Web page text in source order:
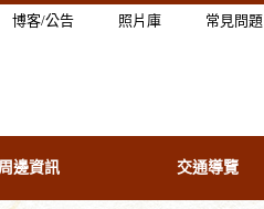
博客/公告 照片庫 常見問題
周邊資訊 交通導覽